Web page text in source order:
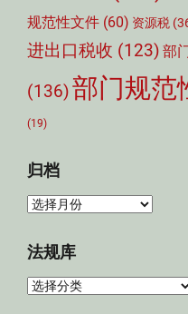
规范性文件 (60) 资源税
进出口税收 (123) 部
(136)部门规范
(19)
归档
归
法规库
法